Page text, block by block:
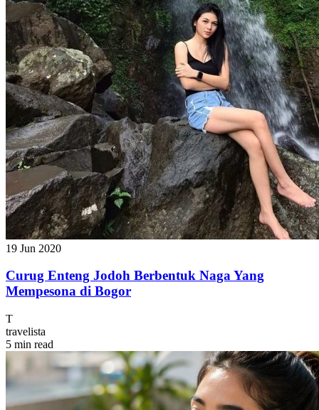
19 Jun 2020
Curug Enteng Jodoh Berbentuk Naga Yang
Mempesona di Bogor
T
travelista
5 min read